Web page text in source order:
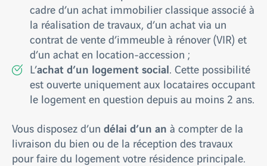
cadre d’un achat immobilier classique associé à
la réalisation de travaux, d’un achat via un
contrat de vente d’immeuble à rénover (VIR) et
d’un achat en location-accession ;
L’achat d’un logement social. Cette possibilité
est ouverte uniquement aux locataires occupant
le logement en question depuis au moins 2 ans.
Vous disposez d’un délai d’un an à compter de la
livraison du bien ou de la réception des travaux
pour faire du logement votre résidence principale.